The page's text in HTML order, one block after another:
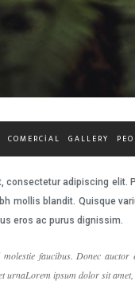
COMERCIAL GALLERY
consectetur adipiscing elit.
mollis blandit. Quisque
eros ac purus dignissim.
faucibus. Donec
urnaLorem ipsum dolor sit